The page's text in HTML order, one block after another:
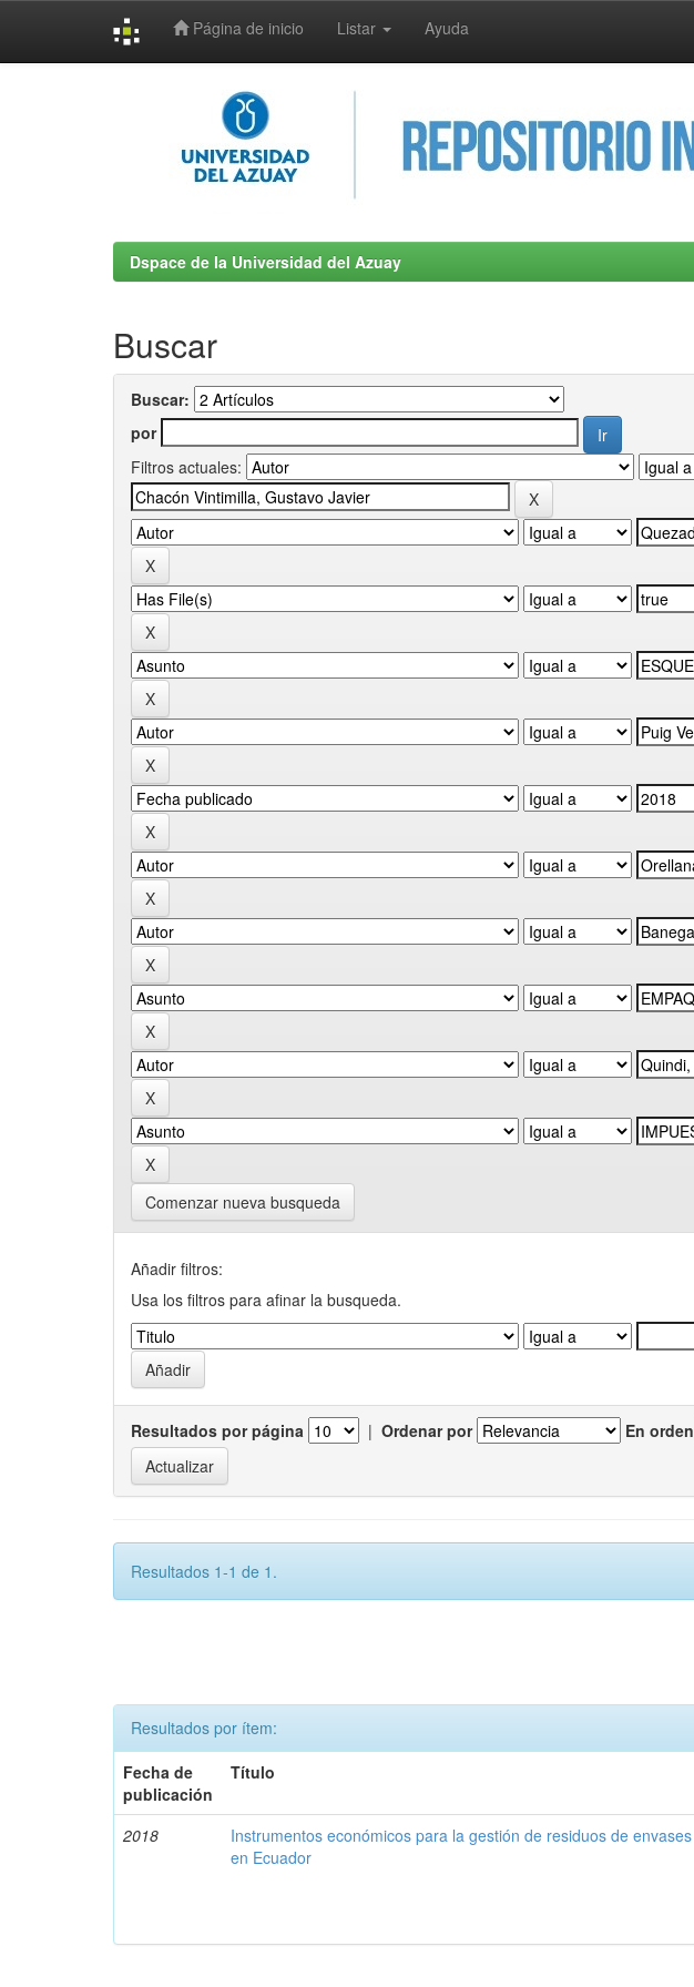
Página de inicio Listar Ayuda
Dspace de la Universidad del Azuay
Buscar
Buscar:
por
Filtros actuales:
Comenzar nueva busqueda
Añadir filtros:
Usa los filtros para afinar la busqueda.
Resultados por página | Ordenar por En orden
Resultados 1-1 de 1.
Resultados por ítem:
Fecha de
publicación
Título
2018
Instrumentos económicos para la gestión de residuos de envases
en Ecuador